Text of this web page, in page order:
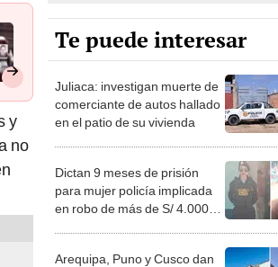
y
no
Te puede interesar
Juliaca: investigan muerte de
comerciante de autos hallado
en el patio de su vivienda
Dictan 9 meses de prisión
para mujer policía implicada
en robo de más de S/ 4.000
Arequipa, Puno y Cusco dan